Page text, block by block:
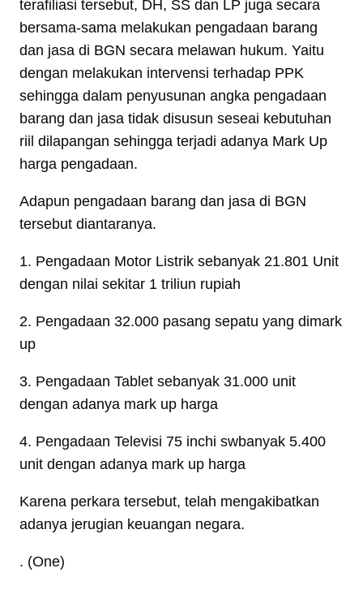
terafiliasi tersebut, DH, SS dan LP juga secara
bersama-sama melakukan pengadaan barang
dan jasa di BGN secara melawan hukum. Yaitu
dengan melakukan intervensi terhadap PPK
sehingga dalam penyusunan angka pengadaan
barang dan jasa tidak disusun seseai kebutuhan
riil dilapangan sehingga terjadi adanya Mark Up
harga pengadaan.
Adapun pengadaan barang dan jasa di BGN
tersebut diantaranya.
1. Pengadaan Motor Listrik sebanyak 21.801 Unit
dengan nilai sekitar 1 triliun rupiah
2. Pengadaan 32.000 pasang sepatu yang dimark
up
3. Pengadaan Tablet sebanyak 31.000 unit
dengan adanya mark up harga
4. Pengadaan Televisi 75 inchi swbanyak 5.400
unit dengan adanya mark up harga
Karena perkara tersebut, telah mengakibatkan
adanya jerugian keuangan negara.
. (One)